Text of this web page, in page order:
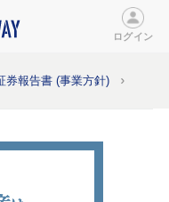
ログイン
券報告書 (事業方針)